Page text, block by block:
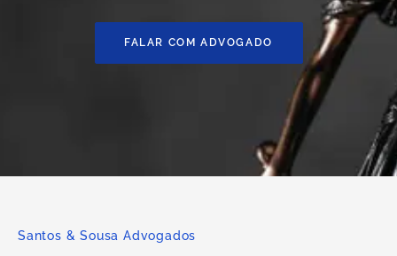
FALAR COM ADVOGADO
Santos & Sousa Advogados